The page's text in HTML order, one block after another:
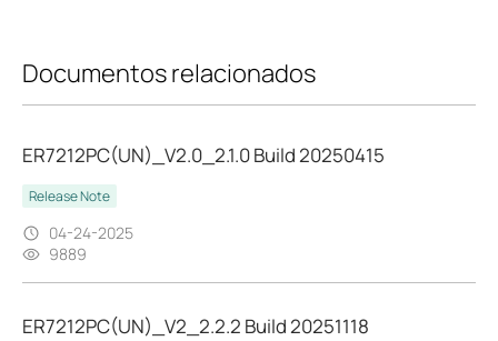
Documentos relacionados
ER7212PC(UN)_V2.0_2.1.0 Build 20250415
Release Note
04-24-2025
9889
ER7212PC(UN)_V2_2.2.2 Build 20251118